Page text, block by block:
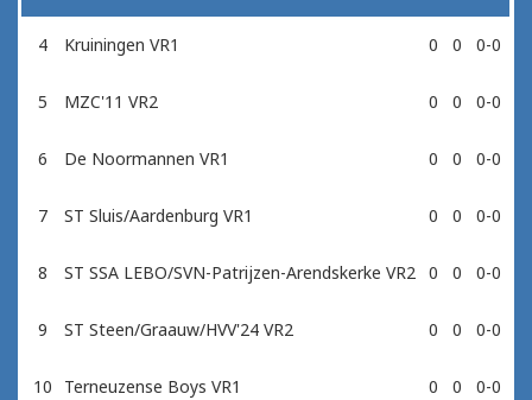
4 Kruiningen VR1 0 0 0-0
5 MZC'11 VR2 0 0 0-0
6 De Noormannen VR1 0 0 0-0
7 ST Sluis/Aardenburg VR1 0 0 0-0
8 ST SSA LEBO/SVN-Patrijzen-Arendskerke VR2 0 0 0-0
9 ST Steen/Graauw/HVV'24 VR2 0 0 0-0
10 Terneuzense Boys VR1 0 0 0-0